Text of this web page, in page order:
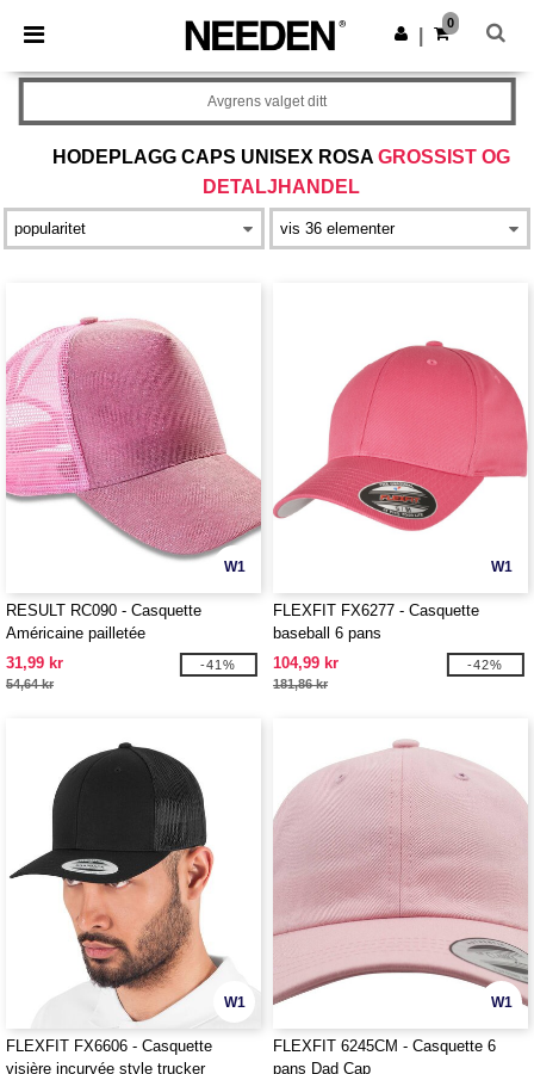
× Needen-app
Bedre priser i appen!
Last ned app
0
HODEPLAGG CAPS UNISEX ROSA GROSSIST OG
DETALJHANDEL
Avgrens valget ditt
W1
RESULT RC090 - Casquette
Américaine pailletée
31,99 kr
54,64 kr
-41%
W1
FLEXFIT FX6277 - Casquette
baseball 6 pans
104,99 kr
181,86 kr
-42%
W1
FLEXFIT FX6606 - Casquette
visière incurvée style trucker
W1
FLEXFIT 6245CM - Casquette 6
pans Dad Cap